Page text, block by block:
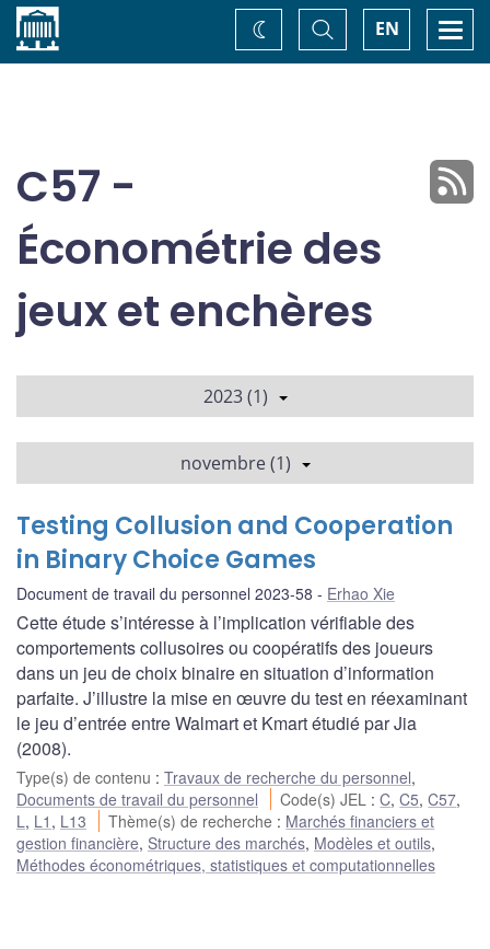
Accueil EN
Basculer
la
recherche
Changez
de
C57 -
Économétrie des
jeux et enchères
2023 (1)
novembre (1)
Testing Collusion and Cooperation
in Binary Choice Games
Document de travail du personnel 2023-58 Erhao Xie
Cette étude s’intéresse à l’implication vérifiable des
comportements collusoires ou coopératifs des joueurs
dans un jeu de choix binaire en situation d’information
parfaite. J’illustre la mise en œuvre du test en réexaminant
le jeu d’entrée entre Walmart et Kmart étudié par Jia
(2008).
Type(s) de contenu : Travaux de recherche du personnel,
Documents de travail du personnel
Code(s) JEL :C,C5,C57,
L , L1 , L13 Thème(s) de recherche : Marchés financiers et
gestion financière, Structure des marchés, Modèles et outils,
Méthodes économétriques, statistiques et computationnelles